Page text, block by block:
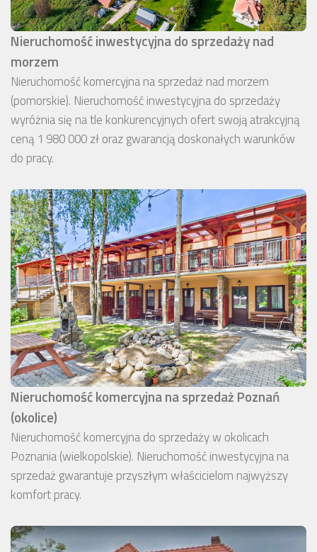
Nieruchomość inwestycyjna do sprzedaży nad
morzem
Nieruchomość komercyjna na sprzedaż nad morzem
(pomorskie). Nieruchomość inwestycyjna do sprzedaży
wyróżnia się na tle konkurencyjnych ofert swoją atrakcyjną
ceną 1 980 000 zł oraz gwarancją doskonałych warunków
do pracy.
Nieruchomość komercyjna na sprzedaż Poznań
(okolice)
Nieruchomość komercyjna do sprzedaży w okolicach
Poznania (wielkopolskie). Nieruchomość inwestycyjna na
sprzedaż gwarantuje przyszłym właścicielom najwyższy
komfort pracy.